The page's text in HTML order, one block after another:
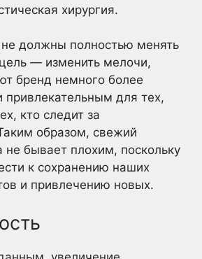
хирургия.
должны полностью менять
— изменить мелочи,
бренд немного более
для тех,
кто следит за
образом, свежий
не бывает плохим, поскольку
к сохранению наших
и привлечению новых.